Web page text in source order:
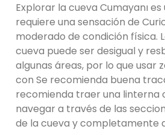
Explorar la cueva Cumayanı
requiere una sensación de
moderado de condición física.
cueva puede ser desigual y
algunas áreas, por lo que usar
con Se recomienda buena
recomienda traer una linterna
navegar a través de las
de la cueva y completamente